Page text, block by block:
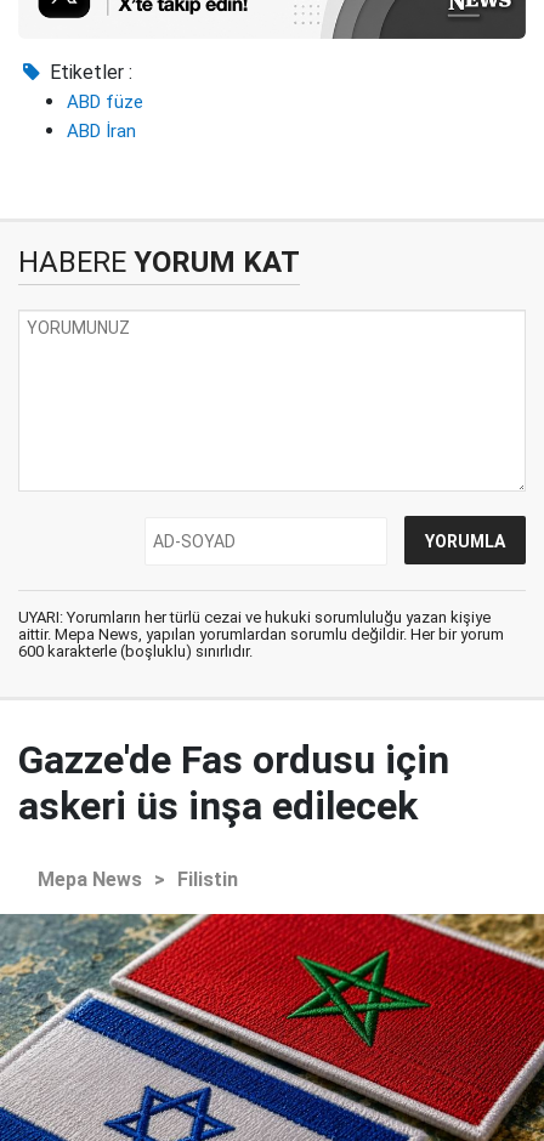
Etiketler :
ABD füze
ABD İran
HABERE YORUM KAT
UYARI: Yorumların her türlü cezai ve hukuki sorumluluğu yazan kişiye
aittir. Mepa News, yapılan yorumlardan sorumlu değildir. Her bir yorum
600 karakterle (boşluklu) sınırlıdır.
Gazze'de Fas ordusu için
askeri üs inşa edilecek
Mepa News > Filistin